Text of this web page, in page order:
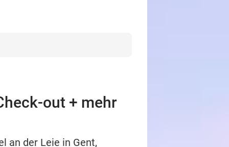
out + mehr
an der Leie in Gent,